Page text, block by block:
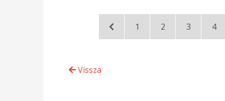
1 2 3 4
Vissza